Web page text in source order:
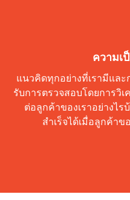
ความเ
แนวคิดทุกอย่างที่เรามีแล
รับการตรวจสอบโดยการวิ
ต่อลูกค้าของเราอย่างไร
สำเร็จได้เมื่อลูกค้าข